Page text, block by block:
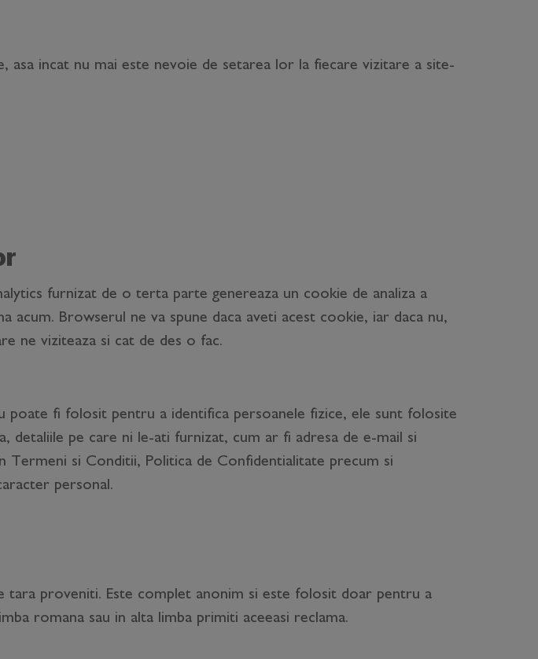
incat nu mai este nevoie de setarea lor la fiecare vizitare a site-
furnizat de o terta parte genereaza un cookie de analiza a
acum. Browserul ne va spune daca aveti acest cookie, iar daca nu,
ne viziteaza si cat de des o fac.
fi folosit pentru a identifica persoanele fizice, ele sunt folosite
detaliile pe care ni le-ati furnizat, cum ar fi adresa de e-mail si
Termeni si Conditii, Politica de Confidentialitate precum si
personal.
proveniti. Este complet anonim si este folosit doar pentru a
romana sau in alta limba primiti aceeasi reclama.